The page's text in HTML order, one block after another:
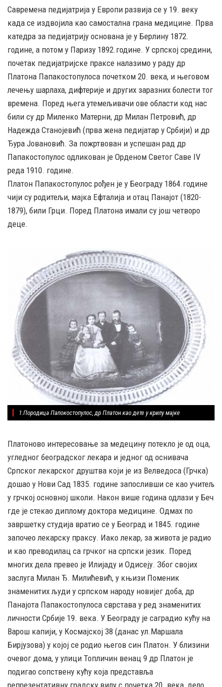
Савремена педијатрија у Европи развија се у 19. веку
када се издвојила као самостална грана медицине. Прва
катедра за педијатрију основана је у Берлину 1872.
године, а потом у Паризу 1892.године. У српској средини,
почетак педијатријске праксе налазимо у раду др
Платона Папакостопулоса почетком 20. века, и његовом
лечењу шарлаха, дифтерије и других заразних болести тог
времена. Поред њега утемељивачи ове области код нас
били су др Миленко Матерни, др Милан Петровић, др
Надежда Станојевић (прва жена педијатар у Србији) и др
Ђура Јовановић. За пожртвован и успешан рад др
Папакостопулос одликован је Орденом Светог Саве IV
реда 1910. године.
Платон Папакостопулос рођен је у Београду 1864.године
чији су родитељи, мајка Ефталија и отац Панајот (1820-
1879), били Грци. Поред Платона имали су још четворо
деце.
1.Породица Папокостопулос, др Платон као дете у крилу мајке
Платоново интересовање за медецину потекло је од оца,
угледног београдског лекара и једног од оснивача
Српског лекарског друштва који је из Велведоса (Грчка)
дошао у Нови Сад 1835. године запосливши се као учитељ
у грчкој основној школи. Након више година одлази у Беч
где је стекао диплому доктора медицине. Одмах по
завршетку студија вратио се у Београд и 1845. године
започео лекарску праксу. Иако лекар, за живота је радио
и као преводилац са грчког на српски језик. Поред
многих дела превео је Илијаду и Одисеју. Због својих
заслуга Милан Ђ. Милићевић, у књизи Поменик
знаменитих људи у српском народу новијег доба, др
Панајота Папакостопулоса сврстава у ред знаменитих
личности Србије 19. века. У Београду је саградио кућу на
Варош капији, у Космајској 38 (данас ул.Маршала
Бирјузова) у којој се родио његов син Платон. У близини
очевог дома, у улици Топличин венац 9 др Платон је
подигао сопствену кућу која представља